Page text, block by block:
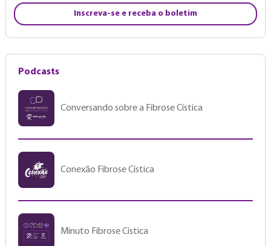
Inscreva-se e receba o boletim
Podcasts
Conversando sobre a Fibrose Cística
Conexão Fibrose Cística
Minuto Fibrose Cística